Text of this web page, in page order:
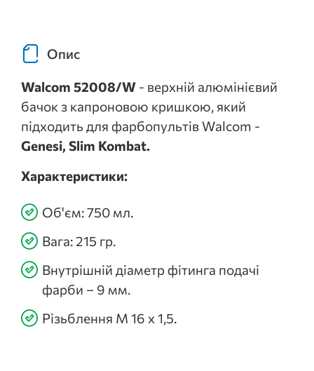
Опис
Walcom 52008/W - верхній алюмінієвий
бачок з капроновою кришкою, який
підходить для фарбопультів Walcom -
Genesi, Slim Kombat.
Характеристики:
Об'єм: 750 мл.
Вага: 215 гр.
Внутрішній діаметр фітинга подачі
фарби – 9 мм.
Різьблення М 16 х 1,5.